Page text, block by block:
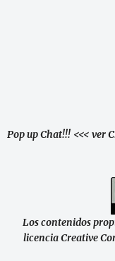
Pop up Chat!!! <<< ver
Los contenidos
licencia Creative